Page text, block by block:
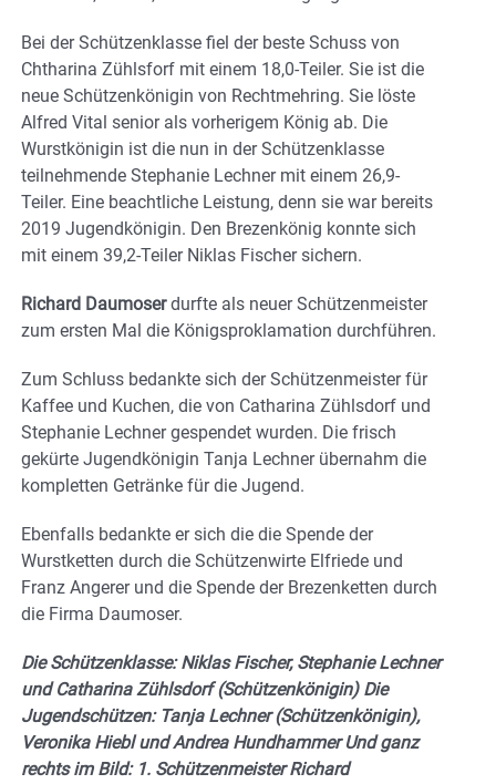
Bei der Schützenklasse fiel der beste Schuss von
Chtharina Zühlsforf mit einem 18,0-Teiler. Sie ist die
neue Schützenkönigin von Rechtmehring. Sie löste
Alfred Vital senior als vorherigem König ab. Die
Wurstkönigin ist die nun in der Schützenklasse
teilnehmende Stephanie Lechner mit einem 26,9-
Teiler. Eine beachtliche Leistung, denn sie war bereits
2019 Jugendkönigin. Den Brezenkönig konnte sich
mit einem 39,2-Teiler Niklas Fischer sichern.
Richard Daumoserdurfte als neuer Schützenmeister
zum ersten Mal die Königsproklamation durchführen.
Zum Schluss bedankte sich der Schützenmeister für
Kaffee und Kuchen, die von Catharina Zühlsdorf und
Stephanie Lechner gespendet wurden. Die frisch
gekürte Jugendkönigin Tanja Lechner übernahm die
kompletten Getränke für die Jugend.
Ebenfalls bedankte er sich die die Spende der
Wurstketten durch die Schützenwirte Elfriede und
Franz Angerer und die Spende der Brezenketten durch
die Firma Daumoser.
Die Schützenklasse: Niklas Fischer, Stephanie Lechner
und Catharina Zühlsdorf (Schützenkönigin) Die
Jugendschützen: Tanja Lechner (Schützenkönigin),
Veronika Hiebl und Andrea Hundhammer Und ganz
rechts im Bild: 1. Schützenmeister Richard